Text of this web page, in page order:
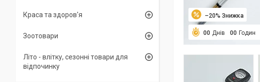
–20%
00 Днів 00 Годин
Краса та здоров'я
Зоотовари
Літо - влітку, сезонні товари для
відпочинку